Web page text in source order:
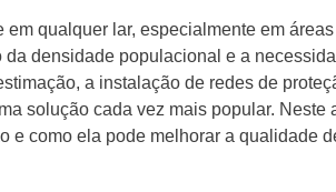
em qualquer lar, especialmente em
densidade populacional e a
a instalação de redes de
solução cada vez mais popular. Neste
e como ela pode melhorar a qualidade